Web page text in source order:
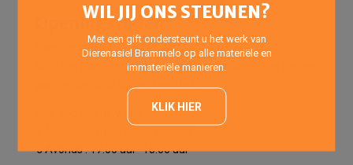
Openingstijden
Voor het halen en brengen van pensiondieren het gehele
’s Avonds : 17:00 uur -18:00 uur
WIL JIJ ONS STEUNEN?
Met een gift ondersteunt u het werk van
Dierenasiel Brammelo op alle materiële en
immateriële manieren.
KLIK HIER